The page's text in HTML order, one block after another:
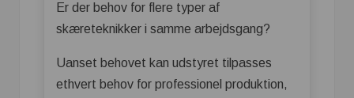
Er der behov for flere typer af
skæreteknikker i samme arbejdsgang?
Uanset behovet kan udstyret tilpasses
ethvert behov for professionel produktion,